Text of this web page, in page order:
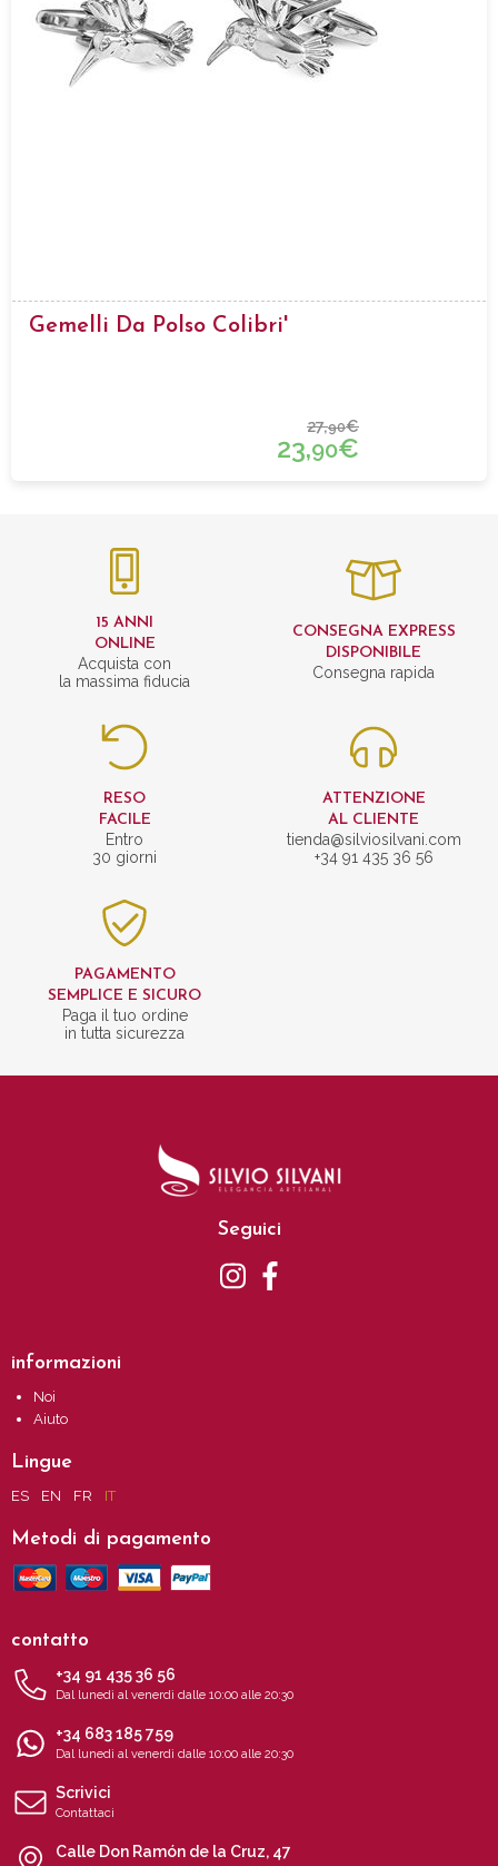
Gemelli Da Polso Colibri'
27,90€
23,90€
15 ANNI
ONLINE
Acquista con
la massima fiducia
CONSEGNA EXPRESS
DISPONIBILE
Consegna rapida
RESO
FACILE
Entro
30 giorni
ATTENZIONE
AL CLIENTE
tienda@silviosilvani.com
+34 91 435 36 56
PAGAMENTO
SEMPLICE E SICURO
Paga il tuo ordine
in tutta sicurezza
Seguici
informazioni
Noi
Aiuto
Lingue
ES EN FR IT
Metodi di pagamento
contatto
+34 91 435 36 56
Dal lunedì al venerdì dalle 10:00 alle 20:30
+34 683 185 759
Dal lunedì al venerdì dalle 10:00 alle 20:30
Scrivici
Contattaci
Calle Don Ramón de la Cruz, 47